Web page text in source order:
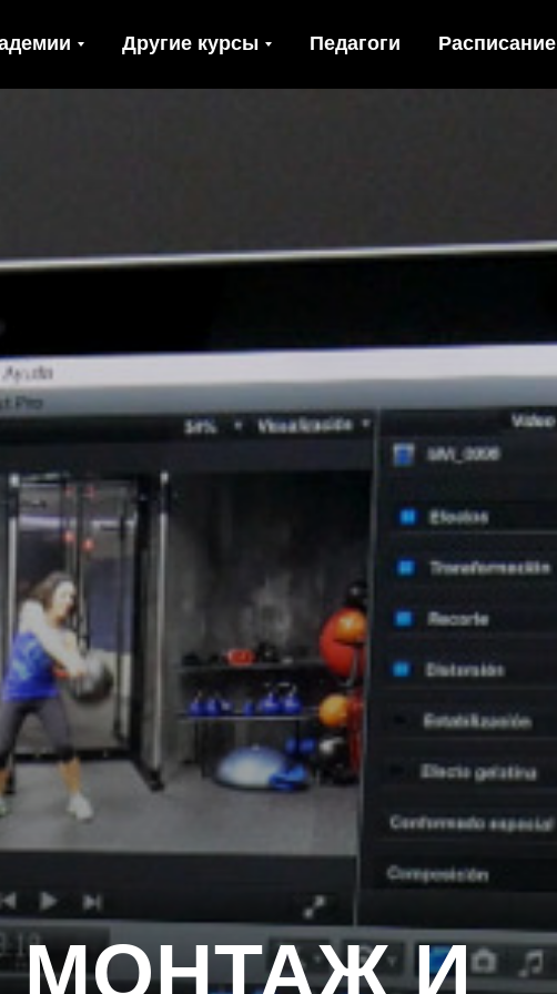
Другие курсы Педагоги Расписание
МОНТАЖ И